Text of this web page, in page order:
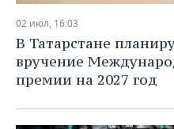
02 июл, 16:03
В Татарстане
вручение
премии на 2027 год